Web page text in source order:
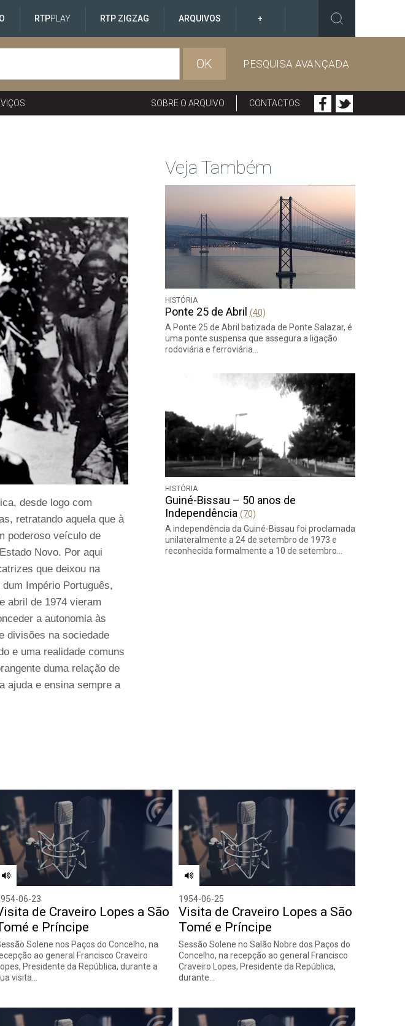
RTPPLAY RTP ZIGZAG ARQUIVOS +
OK PESQUISA AVANÇADA
SOBRE O ARQUIVO CONTACTOS
desde logo com
retratando aquela que à
poderoso veículo de
Novo. Por aqui
que deixou na
Império Português,
abril de 1974 vieram
a autonomia às
divisões na sociedade
e uma realidade comuns
duma relação de
ajuda e ensina sempre a
06-23
de Craveiro Lopes a São
e Príncipe
Solene nos Paços do Concelho, na
ao general Francisco Craveiro
Lopes, Presidente da República, durante a
visita…
1954-06-25
Visita de Craveiro Lopes a São
Tomé e Príncipe
Sessão Solene no Salão Nobre dos Paços do
Concelho, na recepção ao general Francisco
Craveiro Lopes, Presidente da República,
durante…
Veja Também
HISTÓRIA
Ponte 25 de Abril (40)
A Ponte 25 de Abril batizada de Ponte Salazar, é
uma ponte suspensa que assegura a ligação
rodoviária e ferroviária…
HISTÓRIA
Guiné-Bissau – 50 anos de
Independência (70)
A independência da Guiné-Bissau foi proclamada
unilateralmente a 24 de setembro de 1973 e
reconhecida formalmente a 10 de setembro…